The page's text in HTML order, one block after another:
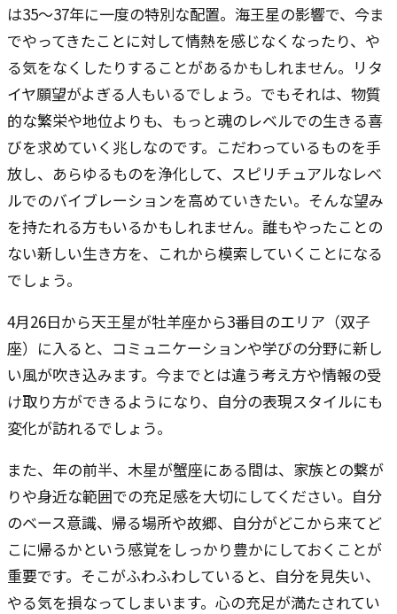
は35〜37年に一度の特別な配置。海王星の影響で、今ま
でやってきたことに対して情熱を感じなくなったり、や
る気をなくしたりすることがあるかもしれません。リタ
イヤ願望がよぎる人もいるでしょう。でもそれは、物質
的な繁栄や地位よりも、もっと魂のレベルでの生きる喜
びを求めていく兆しなのです。こだわっているものを手
放し、あらゆるものを浄化して、スピリチュアルなレベ
ルでのバイブレーションを高めていきたい。そんな望み
を持たれる方もいるかもしれません。誰もやったことの
ない新しい生き方を、これから模索していくことになる
でしょう。
4月26日から天王星が牡羊座から3番目のエリア（双子
座）に入ると、コミュニケーションや学びの分野に新し
い風が吹き込みます。今までとは違う考え方や情報の受
け取り方ができるようになり、自分の表現スタイルにも
変化が訪れるでしょう。
また、年の前半、木星が蟹座にある間は、家族との繋が
りや身近な範囲での充足感を大切にしてください。自分
のベース意識、帰る場所や故郷、自分がどこから来てど
こに帰るかという感覚をしっかり豊かにしておくことが
重要です。そこがふわふわしていると、自分を見失い、
やる気を損なってしまいます。心の充足が満たされてい